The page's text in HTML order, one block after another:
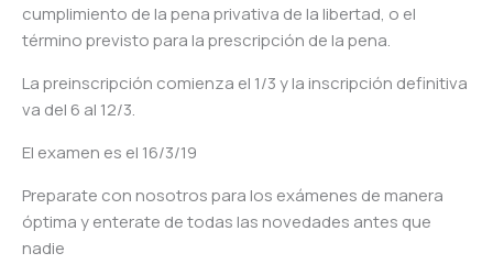
cumplimiento de la pena privativa de la libertad, o el
término previsto para la prescripción de la pena.
La preinscripción comienza el 1/3 y la inscripción definitiva
va del 6 al 12/3.
El examen es el 16/3/19
Preparate con nosotros para los exámenes de manera
óptima y enterate de todas las novedades antes que
nadie